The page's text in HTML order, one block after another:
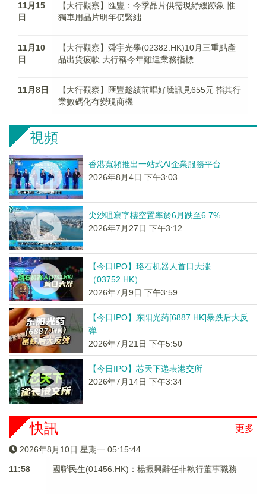
11月15
日
【大行觀察】匯豐：今季晶片供需現紓緩跡象 惟
獨車用晶片明年仍緊絀
11月10
日
【大行觀察】舜宇光學(02382.HK)10月三重點產
品出貨疲軟 大行稱今年難達業務指標
11月8日
【大行觀察】匯豐趁績前唱好騰訊見655元 指其行
業數碼化有變現商機
視頻
香港寬頻推出一站式AI企業服務平台
2026年8月4日 下午3:03
尖沙咀寫字樓空置率於6月跌至6.7%
2026年7月27日 下午3:12
【今日IPO】珞石机器人首日大涨
（03752.HK）
2026年7月9日 下午3:59
【今日IPO】东阳光药[6887.HK]暴跌后大反
弹
2026年7月21日 下午5:50
【今日IPO】芯天下递表港交所
2026年7月14日 下午3:34
更多
快訊
2026年8月10日 星期一 05:15:44
11:58 國聯民生(01456.HK)：楊振興辭任非執行董事職務